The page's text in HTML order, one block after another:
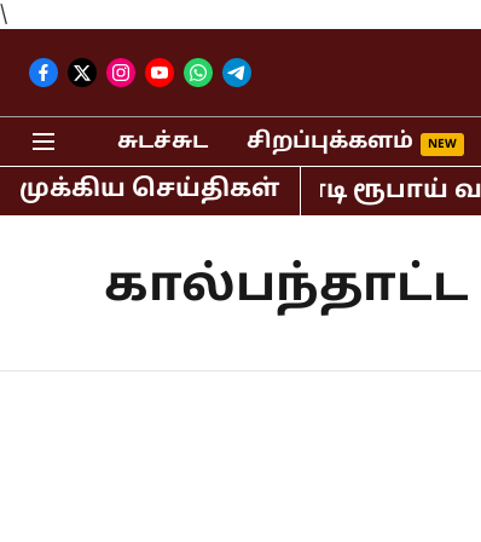
\
சுடச்சுட சிறப்புக்களம்
முக்கிய செய்திகள்
மட்டும் 400 கோடி ரூபாய்
கால்பந்தாட்ட